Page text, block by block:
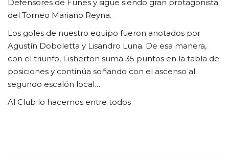
Defensores de Funes y sigue siendo gran protagonista
del Torneo Mariano Reyna.
Los goles de nuestro equipo fueron anotados por
Agustín Doboletta y Lisandro Luna. De esa manera,
con el triunfo, Fisherton suma 35 puntos en la tabla de
posiciones y continúa soñando con el ascenso al
segundo escalón local…
Al Club lo hacemos entre todos